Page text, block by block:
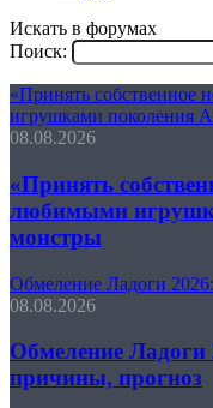
Искать в форумах
Поиск:
«Принять собственное
игрушками поколения
08.08.2026
«Принять
любимыми
монстры
Обмеление Ладоги
08.08.2026
Обмеление Ладоги
причины, прогноз